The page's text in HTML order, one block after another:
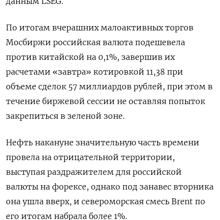
По итогам вчерашних малоактивных торгов
Мосбиржи российская валюта подешевела
против китайской на 0,1%, завершив их
расчетами «завтра» котировкой 11,38 при
объеме сделок 57 миллиардов рублей, при этом в
течение биржевой сессии не оставляя попыток
закрепиться в зеленой зоне.
Нефть накануне значительную часть времени
провела на отрицательной территории,
выступая раздражителем для российской
валюты на форексе, однако под занавес вторника
она ушла вверх, и североморская смесь Brent по
его итогам набрала более 1%.